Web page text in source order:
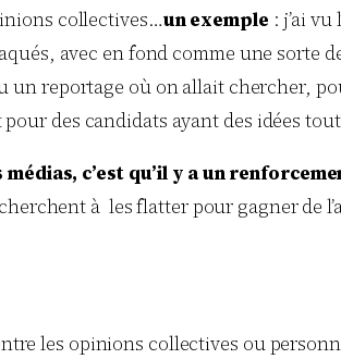
collectives…un exemple : j’ai
avec en fond comme une sorte
un reportage où on allait chercher,
des candidats ayant des idées
c’est qu’il y a un
à les flatter pour gagner de
les opinions collectives ou